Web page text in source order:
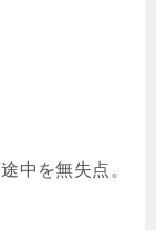
中を無失点。